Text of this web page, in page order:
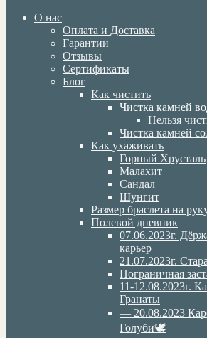
О нас
Оплата и Доставка
Гарантии
Отзывы
Сертификаты
Блог
Как чистить
Чистка камней
Нельзя
Чистка камней
Как ухаживать
Горный Хрусталь
Малахит
Сандал
Шунгит
Размер браслета на
Полевой дневник
07.06.2023г.
карьер
21.07.2023г.
Пограничная
11-12.08.2023г.
Гранаты
— 20.08.2023
Голуби🕊